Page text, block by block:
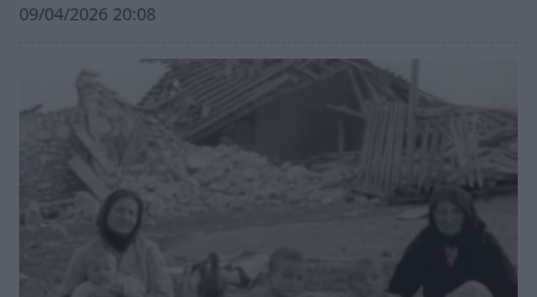
09/04/2026 20:08